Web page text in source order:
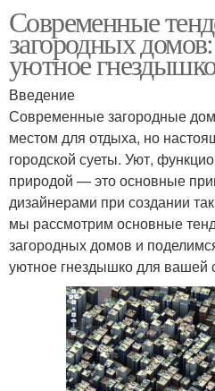
Современные
загородных
уютное
Введение
Современные загородные
местом для отдыха, но
городской суеты. Уют,
природой — это основные
дизайнерами при создании
мы рассмотрим основные
загородных домов и
уютное гнездышко для вашей